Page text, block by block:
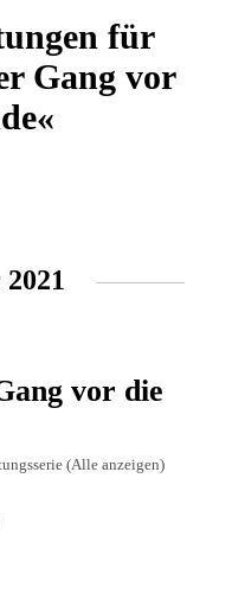
für
Gang vor
vor die
(Alle anzeigen)